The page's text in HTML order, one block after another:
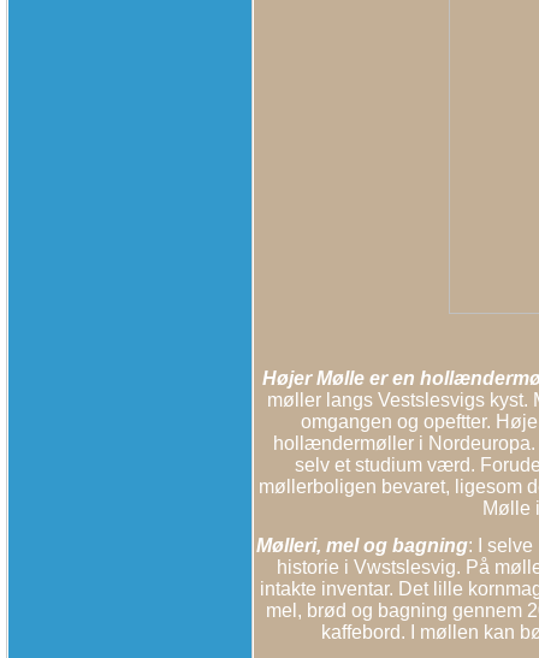
Højer Mølle er en
møller langs Vestslesvigs
omgangen og opeftter.
hollændermøller i Nordeuropa.
selv et studium værd.
møllerboligen bevaret, ligesom
Mølle
Mølleri, mel og bagning: I
historie i Vwstslesvig. På
intakte inventar. Det lille
mel, brød og bagning gennem
kaffebord. I møllen kan